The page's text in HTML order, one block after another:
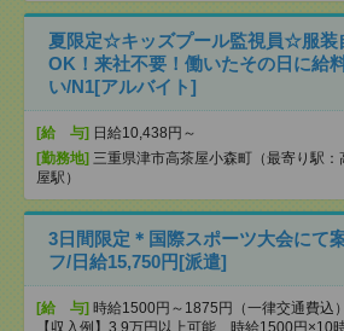
夏限定☆キッズプール監視員☆服
OK！来社不要！働いたその日に給
い/N1[アルバイト]
[給 与] 日給10,438円～
[勤務地] 三重県津市高茶屋小森町（最寄り駅：
屋駅）
3日間限定＊国際スポーツ大会にて
フ/日給15,750円[派遣]
[給 与] 時給1500円～1875円（一律交通費込）
【収入例】3.9万円以上可能 時給1500円×10